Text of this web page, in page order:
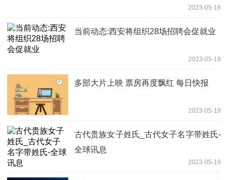
2023-05-19
当前动态:西安将组织28场招聘会促就业
2023-05-19
多部大片上映 票房再度飘红 每日快报
2023-05-19
古代贵族女子姓氏_古代女子名字带姓氏-
全球讯息
2023-05-19